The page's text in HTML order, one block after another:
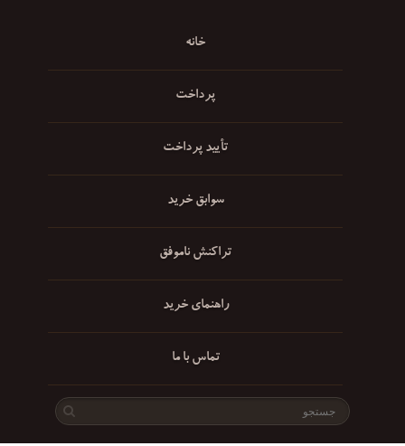
خانه
پرداخت
تأیید پرداخت
سوابق خرید
تراکنش ناموفق
راهنمای خرید
تماس با ما